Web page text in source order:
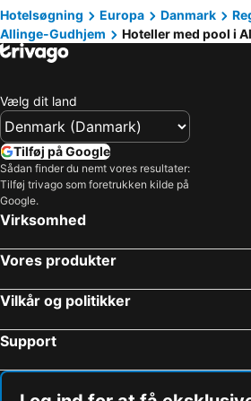
Hotelsøgning Europa Danmark
Allinge-Gudhjem
Hoteller med pool i
Vælg dit land
Tilføj på Google
Sådan finder du nemt vores resultater:
Tilføj trivago som foretrukken kilde på
Google.
Virksomhed
Vores produkter
Vilkår og politikker
Support